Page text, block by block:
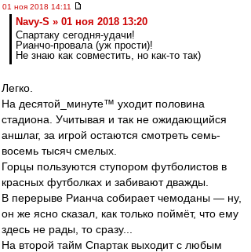
01 ноя 2018 14:11
Navy-S » 01 ноя 2018 13:20
Спартаку сегодня-удачи!
Рианчо-провала (уж прости)!
Не знаю как совместить, но как-то так)
Легко.
На десятой_минуте™ уходит половина
стадиона. Учитывая и так не ожидающийся
аншлаг, за игрой остаются смотреть семь-
восемь тысяч смелых.
Горцы пользуются ступором футболистов в
красных футболках и забивают дважды.
В перерыве Рианча собирает чемоданы — ну,
он же ясно сказал, как только поймёт, что ему
здесь не рады, то сразу...
На второй тайм Спартак выходит с любым